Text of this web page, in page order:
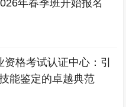
年春季班开始报名
格考试认证中心：引
能鉴定的卓越典范